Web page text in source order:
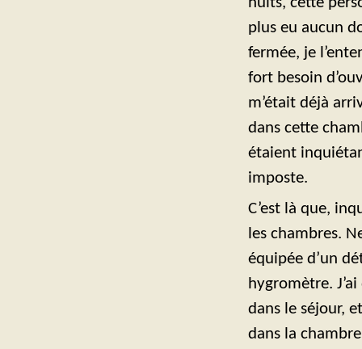
plus eu aucun
fermée, je
fort besoin
m’était déjà
dans cette
étaient
imposte.
C’est là que,
les chambres.
équipée d’un
hygromètre.
dans le séjour,
dans la